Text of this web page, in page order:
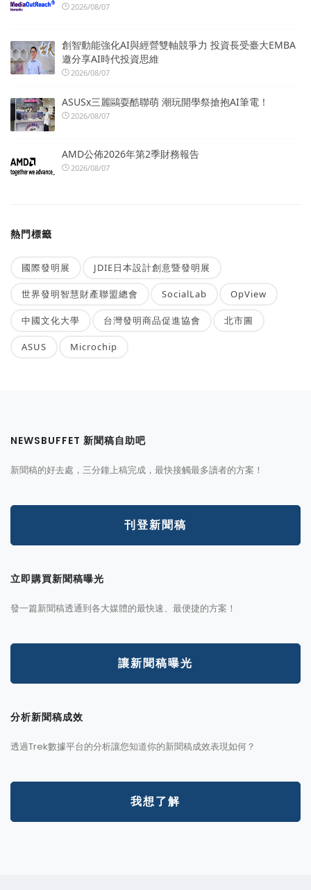
2026/08/07
創智動能強化AI與經營雙軸競爭力 投資長受臺大EMBA
邀分享AI時代投資思維
2026/08/07
ASUSx三麗鷗耍酷聯萌 潮玩開學祭搶抱AI筆電！
2026/08/07
AMD公佈2026年第2季財務報告
2026/08/07
熱門標籤
國際發明展 JDIE日本設計創意暨發明展
世界發明智慧財產聯盟總會 SocialLab OpView
中國文化大學 台灣發明商品促進協會 北市圖
ASUS Microchip
NEWSBUFFET 新聞稿自助吧
新聞稿的好去處，三分鐘上稿完成，最快接觸最多讀者的方案！
刊登新聞稿
立即購買新聞稿曝光
發一篇新聞稿透通到各大媒體的最快速、最便捷的方案！
讓新聞稿曝光
分析新聞稿成效
透過Trek數據平台的分析讓您知道你的新聞稿成效表現如何？
我想了解